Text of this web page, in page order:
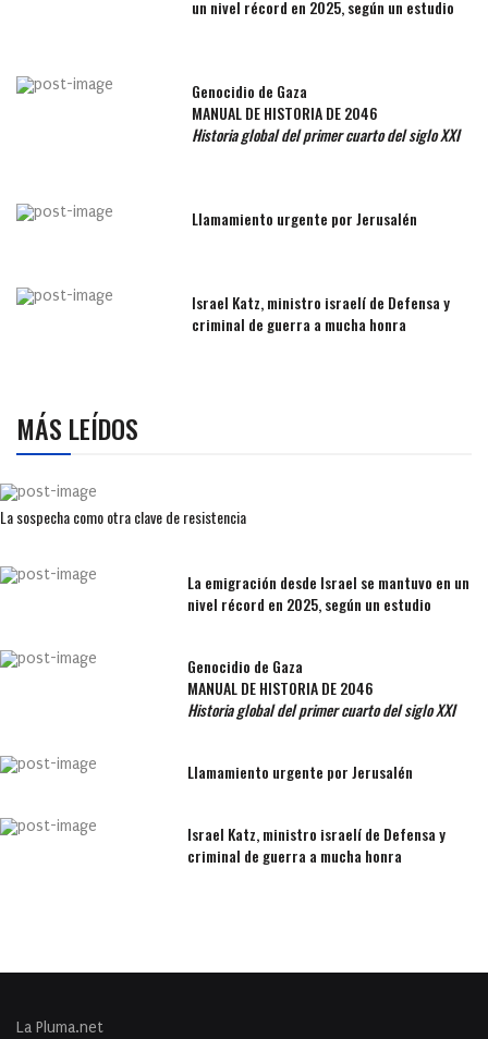
un nivel récord en 2025, según un estudio
Genocidio de Gaza
MANUAL DE HISTORIA DE 2046
Historia global del primer cuarto del siglo XXI
Llamamiento urgente por Jerusalén
Israel Katz, ministro israelí de Defensa y
criminal de guerra a mucha honra
MÁS LEÍDOS
La sospecha como otra clave de resistencia
La emigración desde Israel se mantuvo en un
nivel récord en 2025, según un estudio
Genocidio de Gaza
MANUAL DE HISTORIA DE 2046
Historia global del primer cuarto del siglo XXI
Llamamiento urgente por Jerusalén
Israel Katz, ministro israelí de Defensa y
criminal de guerra a mucha honra
La Pluma.net